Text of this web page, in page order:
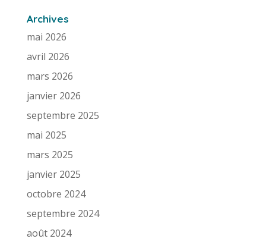
Archives
mai 2026
avril 2026
mars 2026
janvier 2026
septembre 2025
mai 2025
mars 2025
janvier 2025
octobre 2024
septembre 2024
août 2024